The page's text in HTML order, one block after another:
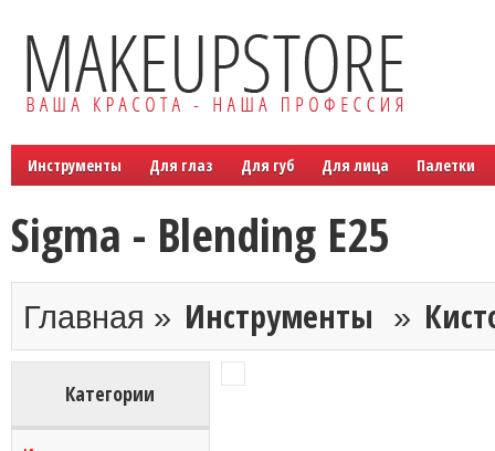
Инструменты Для глаз Для губ Для лица Палетки
Sigma - Blending E25
Главная » Инструменты »
Категории